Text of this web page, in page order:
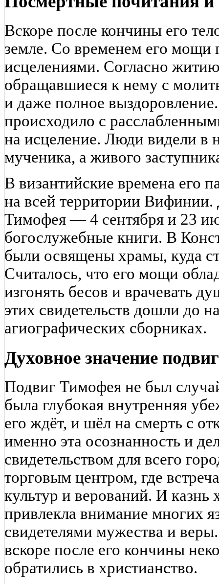
Вскоре после кончины его
земле. Со временем его мощи
исцелениями. Согласно
обращавшиеся к нему с
и даже полное
происходило с
на исцеление. Люди видели в
мученика, а живого
В византийские времена его
на всей территории Вифинии.
Тимофея — 4 сентября и 23
богослужебные книги. В
были освящены храмы, куда
Считалось, что его мощи
изгонять бесов и врачевать
этих свидетельств дошли до
агиографических сборниках.
Духовное значение
Подвиг Тимофея не был
была глубокая внутренняя
его ждёт, и шёл на смерть с
именно эта осознанность и
свидетельством для всего
торговым центром, где
культур и верований. И казнь
привлекла внимание многих
свидетелями мужества и
вскоре после его кончины
обратились в христианство.